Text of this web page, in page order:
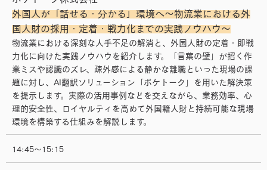
外国人が「話せる・分かる」環境へ〜物流業における外
国人財の採用・定着・戦力化までの実践ノウハウ〜
物流業における深刻な人手不足の解消と、外国人財の定着・即戦
力化に向けた実践ノウハウを紹介します。「言葉の壁」が招く作
業ミスや認識のズレ、疎外感による静かな離職といった現場の課
題に対し、AI翻訳ソリューション「ポケトーク」を用いた解決策
を提示します。実際の活用事例などを交えながら、業務効率、心
理的安全性、ロイヤルティを高めて外国籍人財と持続可能な現場
環境を構築する仕組みを解説します。
14:45～15:15